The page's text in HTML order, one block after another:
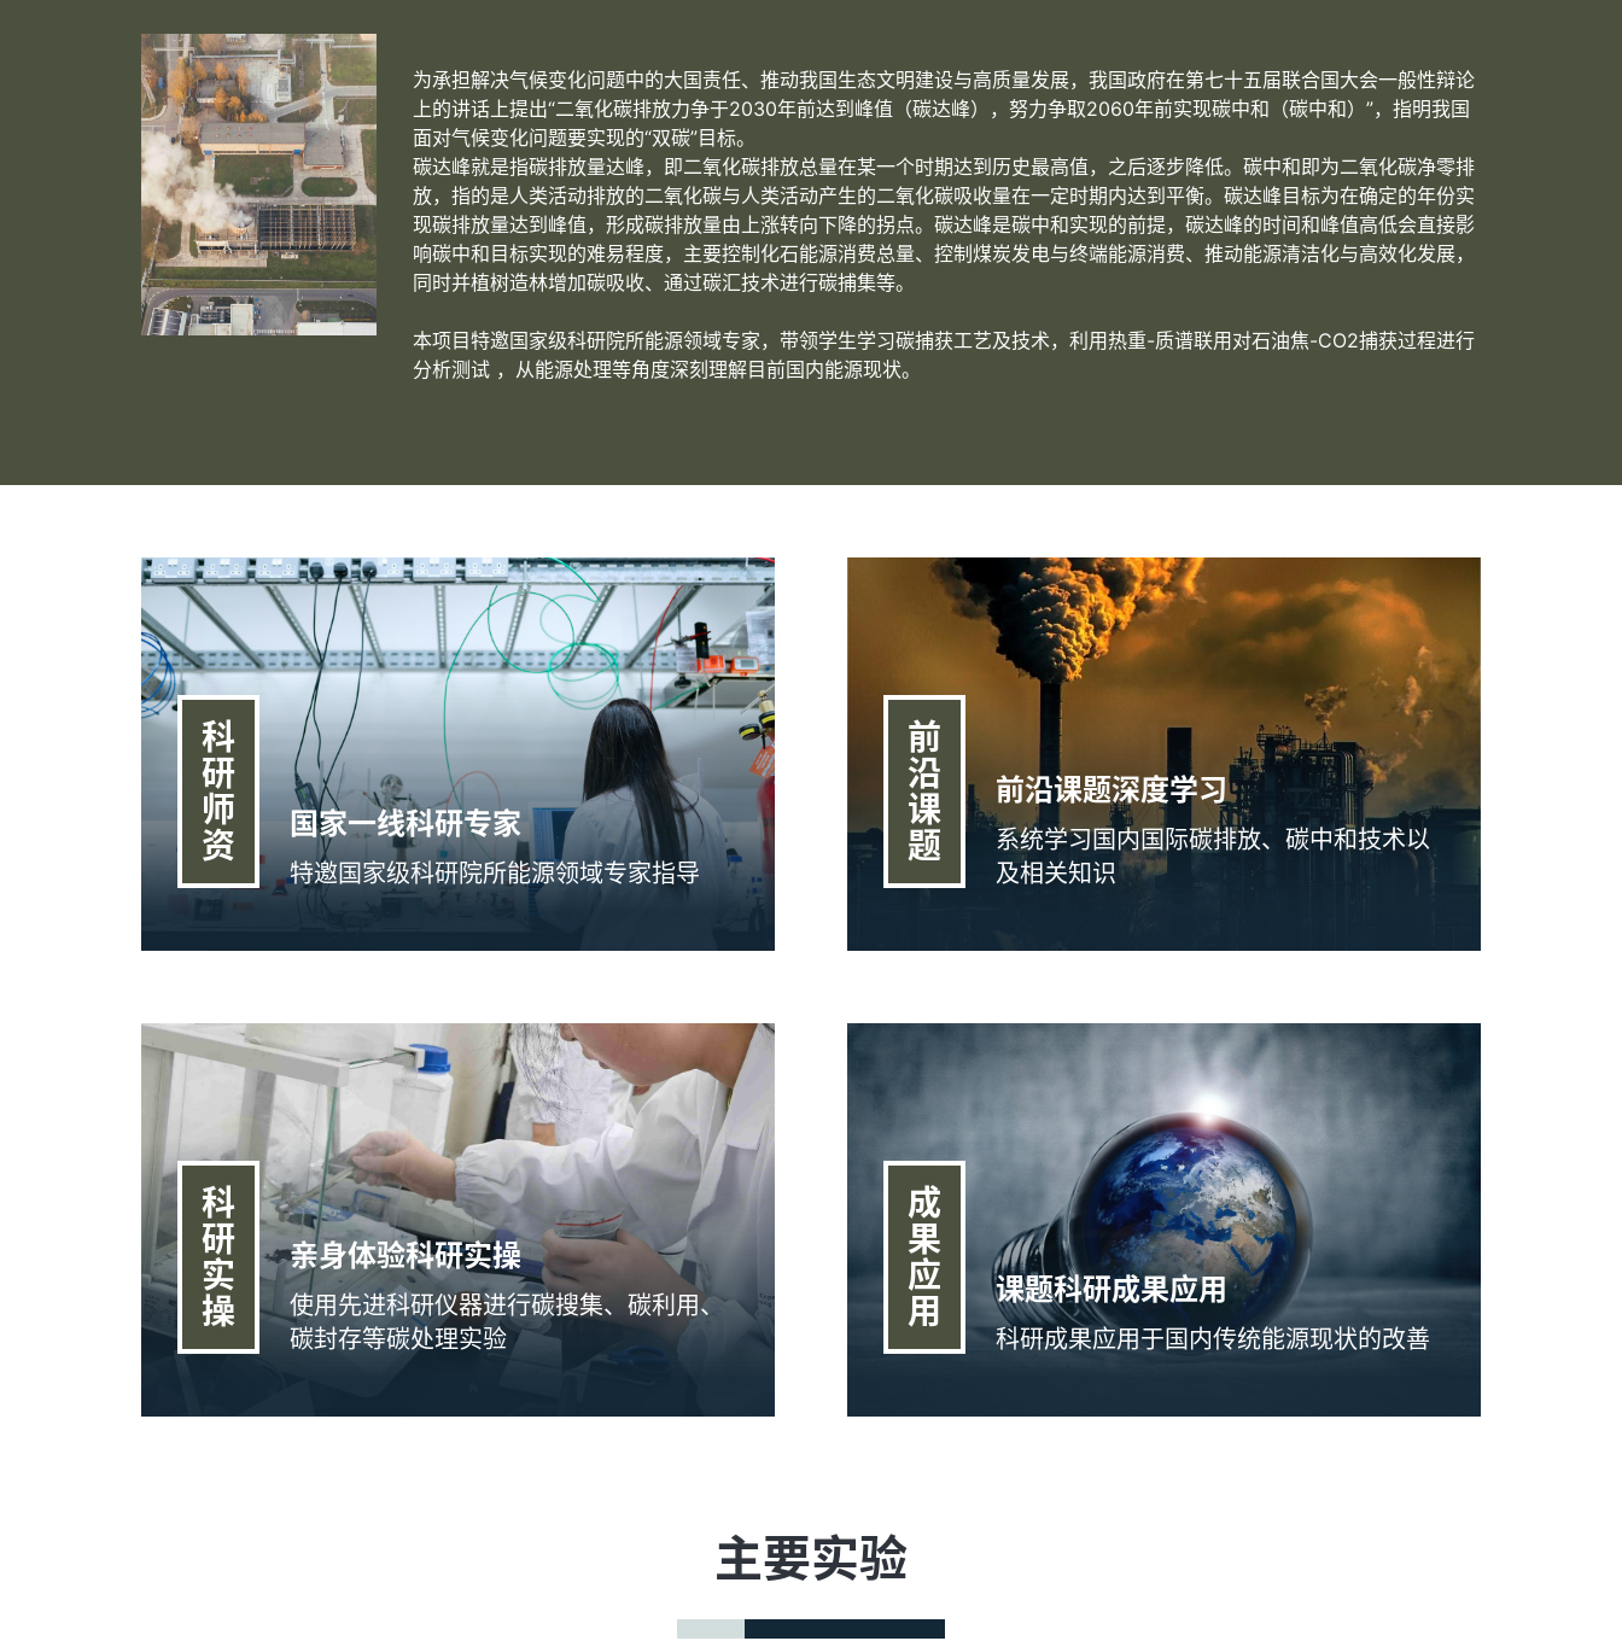
为承担解决气候变化问题中的大国责任、推动我国生态文明建设与高质量发展，我国政府在第七十五届联合国大会一般性辩论
上的讲话上提出“二氧化碳排放力争于2030年前达到峰值（碳达峰），努力争取2060年前实现碳中和（碳中和）”，指明我国
面对气候变化问题要实现的“双碳”目标。
碳达峰就是指碳排放量达峰，即二氧化碳排放总量在某一个时期达到历史最高值，之后逐步降低。碳中和即为二氧化碳净零排
放，指的是人类活动排放的二氧化碳与人类活动产生的二氧化碳吸收量在一定时期内达到平衡。碳达峰目标为在确定的年份实
现碳排放量达到峰值，形成碳排放量由上涨转向下降的拐点。碳达峰是碳中和实现的前提，碳达峰的时间和峰值高低会直接影
响碳中和目标实现的难易程度，主要控制化石能源消费总量、控制煤炭发电与终端能源消费、推动能源清洁化与高效化发展，
同时并植树造林增加碳吸收、通过碳汇技术进行碳捕集等。
本项目特邀国家级科研院所能源领域专家，带领学生学习碳捕获工艺及技术，利用热重-质谱联用对石油焦-CO2捕获过程进行
分析测试 ，从能源处理等角度深刻理解目前国内能源现状。
科
研
师
资
国家一线科研专家
特邀国家级科研院所能源领域专家指导
前
沿
课
题
前沿课题深度学习
系统学习国内国际碳排放、碳中和技术以
及相关知识
科
研
实
操
亲身体验科研实操
使用先进科研仪器进行碳搜集、碳利用、
碳封存等碳处理实验
成
果
应
用
课题科研成果应用
科研成果应用于国内传统能源现状的改善
主要实验